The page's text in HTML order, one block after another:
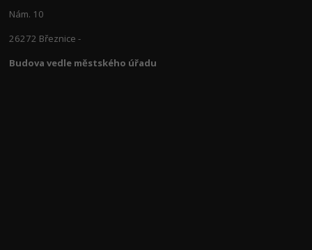
Nám. 10
26272 Březnice -
Budova vedle městského úřadu